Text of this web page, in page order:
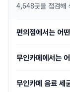
4,648곳을 점검해
편의점에서는 어
무인카페에서는
무인카페 음료 세